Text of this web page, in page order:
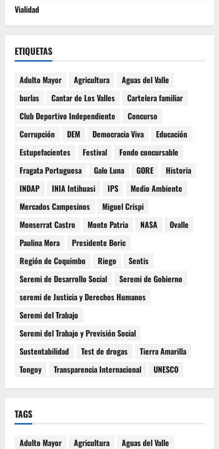
Vialidad
ETIQUETAS
Adulto Mayor Agricultura
Aguas del Valle
burlas
Cantar de Los Valles
Cartelera familiar
Club Deportivo Independiente
Concurso
Corrupción
DEM Democracia Viva
Educación
Estupefacientes
Festival
Fondo concursable
Fragata Portuguesa
Galo Luna GORE
Historia
INDAP
INIA Intihuasi IPS
Medio Ambiente
Mercados Campesinos
Miguel Crispi
Monserrat Castro
Monte Patria NASA
Ovalle
Paulina Mora
Presidente Boric
Región de Coquimbo
Riego
Sentis
Seremi de Desarrollo Social
Seremi de Gobierno
seremi de Justicia y Derechos Humanos
Seremi del Trabajo
Seremi del Trabajo y Previsión Social
Sustentabilidad
Test de drogas
Tierra Amarilla
Tongoy
Transparencia Internacional UNESCO
TAGS
Adulto Mayor Agricultura Aguas del Valle